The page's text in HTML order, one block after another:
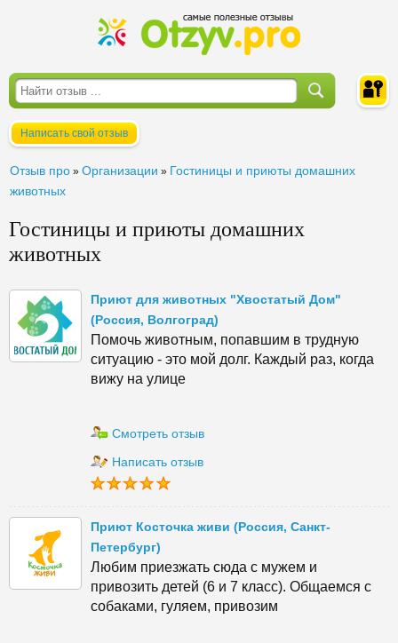
Написать свой отзыв
Отзыв про » Организации » Гостиницы и приюты домашних
животных
Гостиницы и приюты домашних
животных
Приют для животных "Хвостатый Дом"
(Россия, Волгоград)
Помочь животным, попавшим в трудную
ситуацию - это мой долг. Каждый раз, когда
вижу на улице
Смотреть отзыв
Написать отзыв
Приют Косточка живи (Россия, Санкт-
Петербург)
Любим приезжать сюда с мужем и
привозить детей (6 и 7 класс). Общаемся с
собаками, гуляем, привозим